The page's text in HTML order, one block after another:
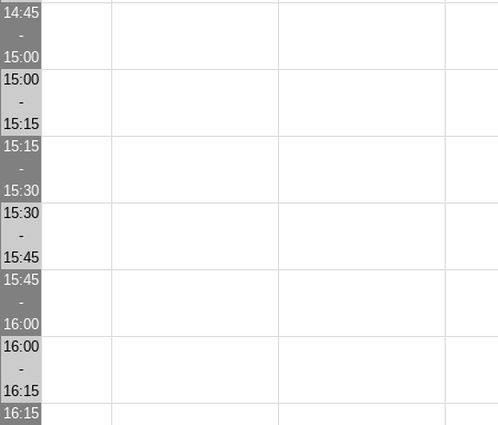
14:45
-
15:00
15:00
-
15:15
15:15
-
15:30
15:30
-
15:45
15:45
-
16:00
16:00
-
16:15
16:15